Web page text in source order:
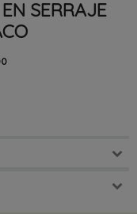
SERRAJE